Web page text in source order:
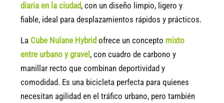
diaria en la ciudad, con un diseño limpio, ligero y
fiable, ideal para desplazamientos rápidos y prácticos.
La Cube Nulane Hybrid ofrece un concepto mixto
entre urbano y gravel , con cuadro de carbono y
manillar recto que combinan deportividad y
comodidad. Es una bicicleta perfecta para quienes
necesitan agilidad en el tráfico urbano, pero también